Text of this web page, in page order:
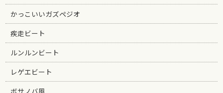
かっこいいガズペジオ
疾走ビート
ルンルンビート
レゲエビート
ボサノバ風